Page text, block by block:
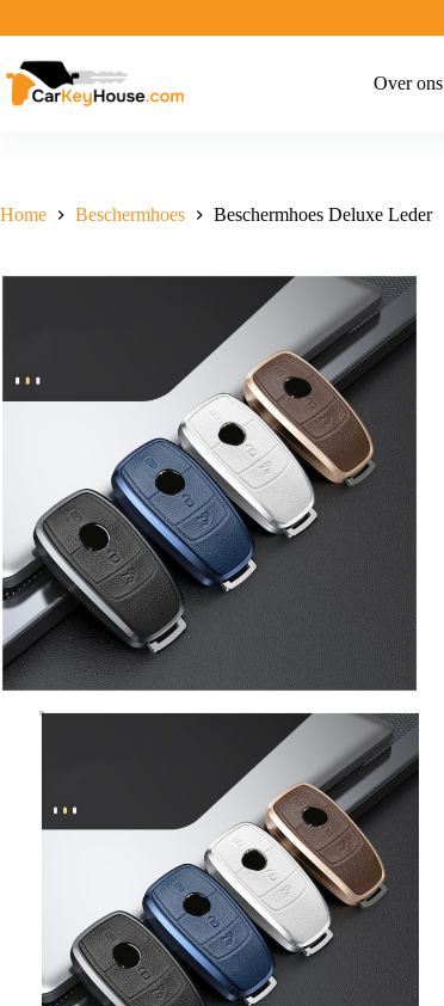
inhoud
Over ons
Home Beschermhoes Beschermhoes Deluxe Leder